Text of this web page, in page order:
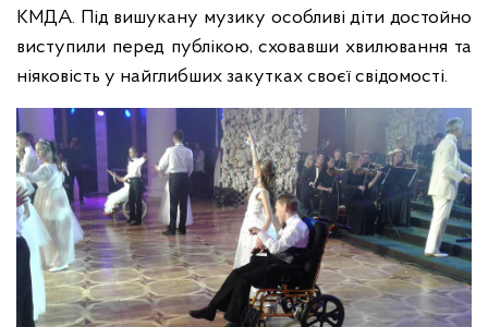
КМДА. Під вишукану музику особливі діти достойно
виступили перед публікою, сховавши хвилювання та
ніяковість у найглибших закутках своєї свідомості.